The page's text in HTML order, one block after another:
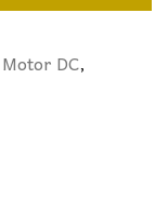
Motor DC,